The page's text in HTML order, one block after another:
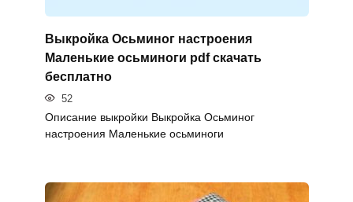
Выкройка Осьминог настроения
Маленькие осьминоги pdf скачать
бесплатно
52
Описание выкройки Выкройка Осьминог
настроения Маленькие осьминоги